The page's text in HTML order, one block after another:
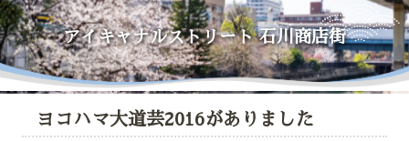
アイキャナルストリート石川商店街
ヨコハマ大道芸2016がありました